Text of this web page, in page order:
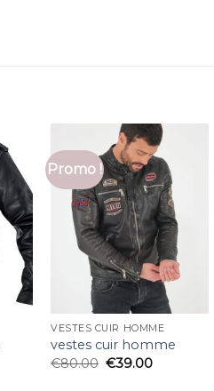
Promo !
VESTES CUIR HOMME
vestes cuir homme
€80.00 €39.00